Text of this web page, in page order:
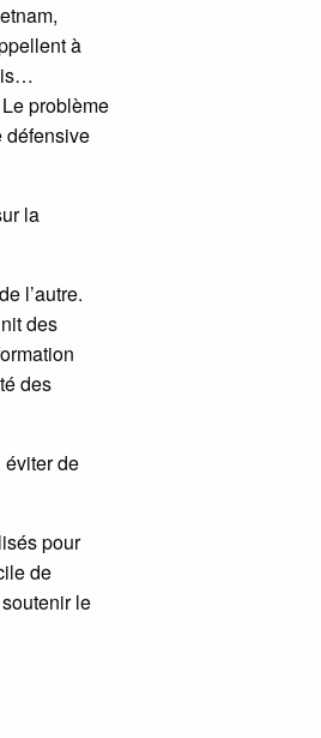
à
problème
défensive
la
l’autre.
des
des
de
pour
de
le